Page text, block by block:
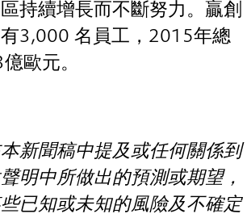
持續增長而不斷努力。贏創
3,000 名員工，2015年總
歐元。
新聞稿中提及或任何關係到
明中所做出的預測或期望，
已知或未知的風險及不確定